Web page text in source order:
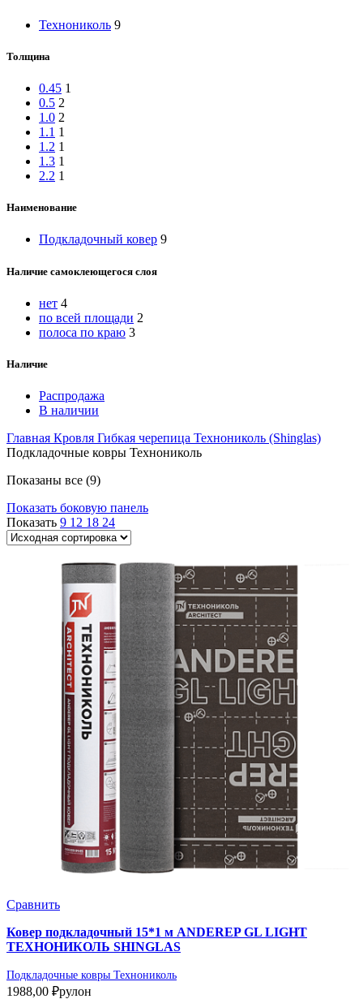
Технониколь 9
Толщина
0.45 1
0.5 2
1.0 2
1.1 1
1.2 1
1.3 1
2.2 1
Наименование
Подкладочный ковер 9
Наличие самоклеющегося слоя
нет 4
по всей площади 2
полоса по краю 3
Наличие
Распродажа
В наличии
Главная Кровля Гибкая черепица Технониколь (Shinglas)
Подкладочные ковры Технониколь
Показаны все (9)
Показать боковую панель
Показать 9 12 18 24
Сравнить
Ковер подкладочный 15*1 м ANDEREP GL LIGHT
ТЕХНОНИКОЛЬ SHINGLAS
Подкладочные ковры Технониколь
1988,00 ₽рулон